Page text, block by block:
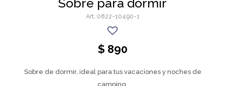
Sobre para dormir
0822-10490-1
$ 890
Sobre de dormir, ideal para tus vacaciones y noches de
camping.